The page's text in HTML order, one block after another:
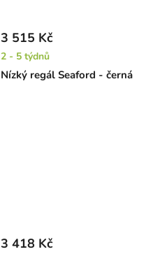
Nízký regál Seaford - černá
3 515 Kč
2 - 5 týdnů
3 418 Kč